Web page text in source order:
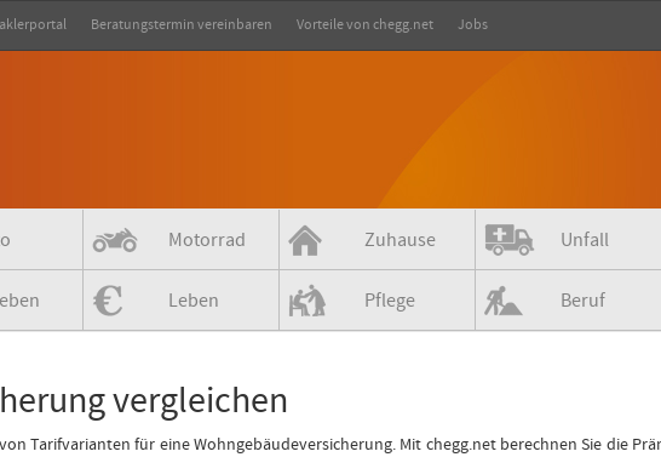
Beratungstermin vereinbaren Vorteile von chegg.net Jobs
Motorrad Zuhause Unfall
Leben Pflege Beruf
vergleichen
Tarifvarianten für eine Wohngebäudeversicherung. Mit chegg.net berechnen Sie die